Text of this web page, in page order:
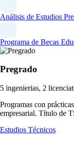
Análisis de Estudios
Programa de Becas
Pregrado
5 ingenierias, 2
Programas con
empresarial. Título de
Estudios Técnicos